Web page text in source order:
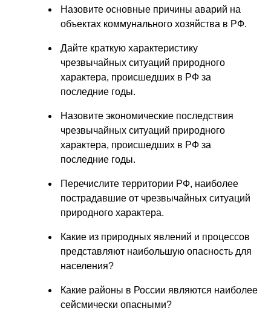
Назовите основные причины аварий на
объектах коммунального хозяйства в РФ.
Дайте краткую характеристику
чрезвычайных ситуаций природного
характера, происшедших в РФ за
последние годы.
Назовите экономические последствия
чрезвычайных ситуаций природного
характера, происшедших в РФ за
последние годы.
Перечислите территории РФ, наиболее
пострадавшие от чрезвычайных ситуаций
природного характера.
Какие из природных явлений и процессов
представляют наибольшую опасность для
населения?
Какие районы в России являются наиболее
сейсмически опасными?